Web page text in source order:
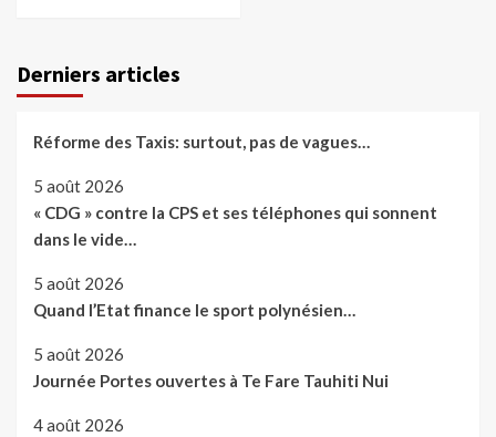
Derniers articles
Réforme des Taxis: surtout, pas de vagues…
5 août 2026
« CDG » contre la CPS et ses téléphones qui sonnent
dans le vide…
5 août 2026
Quand l’Etat finance le sport polynésien…
5 août 2026
Journée Portes ouvertes à Te Fare Tauhiti Nui
4 août 2026